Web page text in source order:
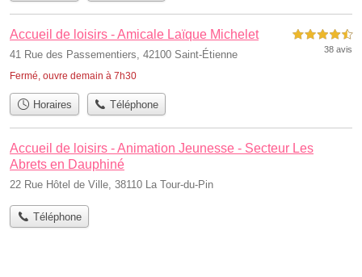
Accueil de loisirs - Amicale Laïque Michelet
41 Rue des Passementiers, 42100 Saint-Étienne
Fermé, ouvre demain à 7h30
4,5 étoiles sur 5
38 avis
Horaires Téléphone
Accueil de loisirs - Animation Jeunesse - Secteur Les
Abrets en Dauphiné
22 Rue Hôtel de Ville, 38110 La Tour-du-Pin
Téléphone